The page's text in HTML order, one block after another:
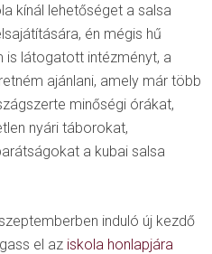
kínál lehetőséget a salsa
én mégis hű
is látogatott intézményt, a
ajánlani, amely már több
minőségi órákat,
nyári táborokat,
a kubai salsa
induló új kezdő
el az iskola honlapjára